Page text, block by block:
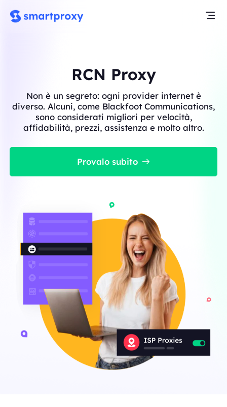
RCN Proxy
Non è un segreto: ogni provider internet è
diverso. Alcuni, come Blackfoot Communications,
sono considerati migliori per velocità,
affidabilità, prezzi, assistenza e molto altro.
Provalo subito